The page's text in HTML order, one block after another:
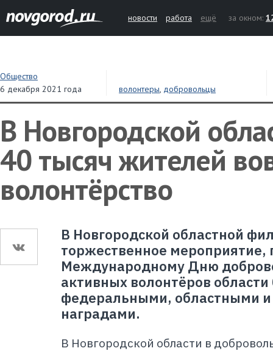
новости работа ещё за окном:
Общество
6 декабря 2021 года
волонтеры, добровольцы
В Новгородской
40 тысяч жителей
волонтёрство
В Новгородской областной
торжественное мероприятие,
Международному Дню
активных волонтёров
федеральными, областными
наградами.
В Новгородской области в